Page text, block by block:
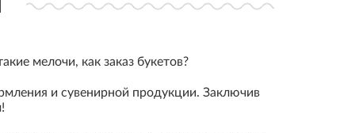
мелочи, как заказ букетов?
и сувенирной продукции. Заключив